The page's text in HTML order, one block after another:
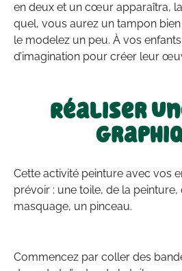
en deux et un cœur apparaîtra,
quel, vous aurez un tampon
le modelez un peu. À vos
d’imagination pour créer leur
Réaliser
Cette activité peinture avec vos
prévoir : une toile, de la
masquage, un pinceau.
Commencez par coller des